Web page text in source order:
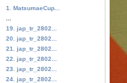
1. MatsumaeCup...
19. jap_tr_2802...
20. jap_tr_2802...
21. jap_tr_2802...
22. jap_tr_2802...
23. jap_tr_2802...
24. jap_tr_2802...